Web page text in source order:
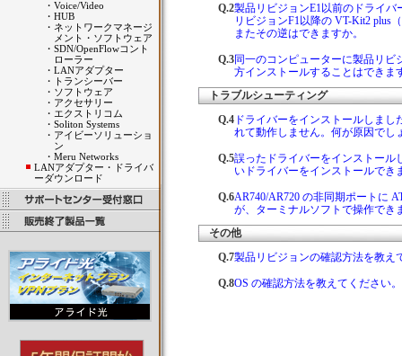
・ Voice/Video
・ HUB
・ ネットワークマネージ
メント・ソフトウェア
・ SDN/OpenFlowコント
ローラー
・ LANアダプター
・
トランシーバー
・ ソフトウェア
・ アクセサリー
・ エクストリコム
・ Soliton Systems
・ アイビーソリューショ
ン
・ Meru Networks
LANアダプター・ドライバ
ーダウンロード
Q.2製品リビジョンE1以前のドライ
リビジョンF1以降の VT-Kit2 plus
またその逆はできますか。
Q.3同一のコンピューターに製品リビ
方インストールすることはできま
トラブルシューティング
Q.4 ドライバーをインストールしま
れて動作しません。何が原因でし
Q.5誤ったドライバーをインストール
いドライバーをインストールでき
Q.6AR740/AR720 の非同期ポートに
が、ターミナルソフトで操作でき
その他
Q.7製品リビジョンの確認方法を教え
Q.8OS の確認方法を教えてください。